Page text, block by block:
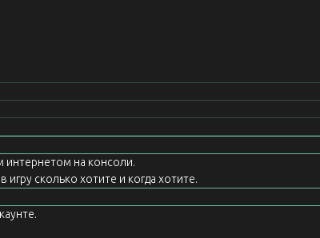
интернетом на консоли.
сколько хотите и когда хотите.